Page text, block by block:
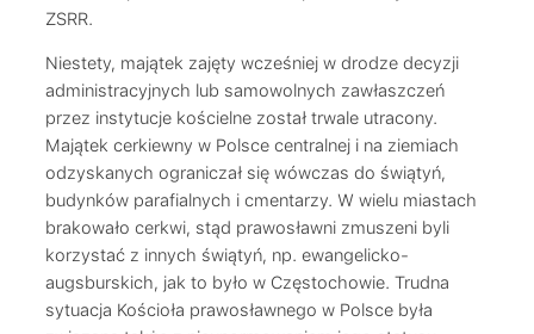
ZSRR.
Niestety, majątek zajęty wcześniej w drodze decyzji
administracyjnych lub samowolnych zawłaszczeń
przez instytucje kościelne został trwale utracony.
Majątek cerkiewny w Polsce centralnej i na ziemiach
odzyskanych ograniczał się wówczas do świątyń,
budynków parafialnych i cmentarzy. W wielu miastach
brakowało cerkwi, stąd prawosławni zmuszeni byli
korzystać z innych świątyń, np. ewangelicko-
augsburskich, jak to było w Częstochowie. Trudna
sytuacja Kościoła prawosławnego w Polsce była